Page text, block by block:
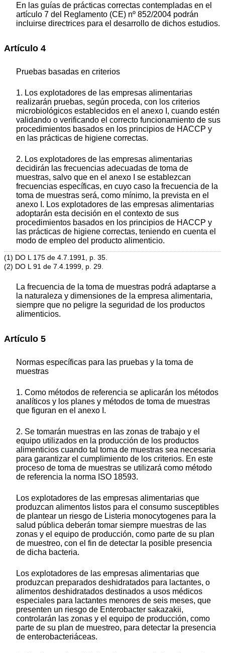
En las guías de prácticas correctas contempladas en el
artículo 7 del Reglamento (CE) nº 852/2004 podrán
incluirse directrices para el desarrollo de dichos estudios.
Artículo 4
Pruebas basadas en criterios
1. Los explotadores de las empresas alimentarias
realizarán pruebas, según proceda, con los criterios
microbiológicos establecidos en el anexo I, cuando estén
validando o verificando el correcto funcionamiento de sus
procedimientos basados en los principios de HACCP y
en las prácticas de higiene correctas.
2. Los explotadores de las empresas alimentarias
decidirán las frecuencias adecuadas de toma de
muestras, salvo que en el anexo I se establezcan
frecuencias específicas, en cuyo caso la frecuencia de la
toma de muestras será, como mínimo, la prevista en el
anexo I. Los explotadores de las empresas alimentarias
adoptarán esta decisión en el contexto de sus
procedimientos basados en los principios de HACCP y
las prácticas de higiene correctas, teniendo en cuenta el
modo de empleo del producto alimenticio.
(1) DO L 175 de 4.7.1991, p. 35.
(2) DO L 91 de 7.4.1999, p. 29.
La frecuencia de la toma de muestras podrá adaptarse a
la naturaleza y dimensiones de la empresa alimentaria,
siempre que no peligre la seguridad de los productos
alimenticios.
Artículo 5
Normas específicas para las pruebas y la toma de
muestras
1. Como métodos de referencia se aplicarán los métodos
analíticos y los planes y métodos de toma de muestras
que figuran en el anexo I.
2. Se tomarán muestras en las zonas de trabajo y el
equipo utilizados en la producción de los productos
alimenticios cuando tal toma de muestras sea necesaria
para garantizar el cumplimiento de los criterios. En este
proceso de toma de muestras se utilizará como método
de referencia la norma ISO 18593.
Los explotadores de las empresas alimentarias que
produzcan alimentos listos para el consumo susceptibles
de plantear un riesgo de Listeria monocytogenes para la
salud pública deberán tomar siempre muestras de las
zonas y el equipo de producción, como parte de su plan
de muestreo, con el fin de detectar la posible presencia
de dicha bacteria.
Los explotadores de las empresas alimentarias que
produzcan preparados deshidratados para lactantes, o
alimentos deshidratados destinados a usos médicos
especiales para lactantes menores de seis meses, que
presenten un riesgo de Enterobacter sakazakii,
controlarán las zonas y el equipo de producción, como
parte de su plan de muestreo, para detectar la presencia
de enterobacteriáceas.